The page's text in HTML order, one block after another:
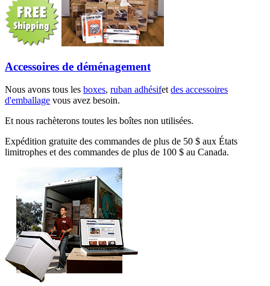
Accessoires de déménagement
Nous avons tous les boxes, ruban adhésifet des accessoires
d'emballage vous avez besoin.
Et nous rachèterons toutes les boîtes non utilisées.
Expédition gratuite des commandes de plus de 50 $ aux États
limitrophes et des commandes de plus de 100 $ au Canada.